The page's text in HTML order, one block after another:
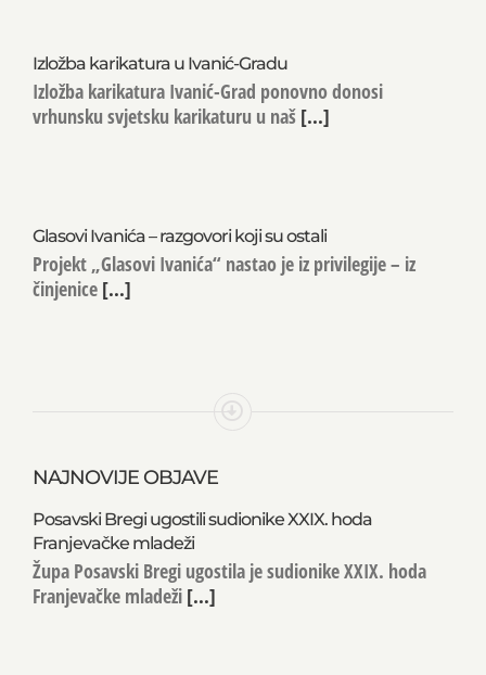
Izložba karikatura u Ivanić-Gradu
Izložba karikatura Ivanić-Grad ponovno donosi
vrhunsku svjetsku karikaturu u naš [...]
Glasovi Ivanića – razgovori koji su ostali
Projekt „Glasovi Ivanića“ nastao je iz privilegije – iz
činjenice [...]
NAJNOVIJE OBJAVE
Posavski Bregi ugostili sudionike XXIX. hoda
Franjevačke mladeži
Župa Posavski Bregi ugostila je sudionike XXIX. hoda
Franjevačke mladeži [...]